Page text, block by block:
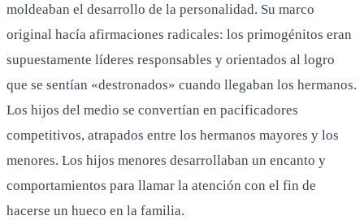
moldeaban el desarrollo de la personalidad. Su marco
original hacía afirmaciones radicales: los primogénitos eran
supuestamente líderes responsables y orientados al logro
que se sentían «destronados» cuando llegaban los hermanos.
Los hijos del medio se convertían en pacificadores
competitivos, atrapados entre los hermanos mayores y los
menores. Los hijos menores desarrollaban un encanto y
comportamientos para llamar la atención con el fin de
hacerse un hueco en la familia.